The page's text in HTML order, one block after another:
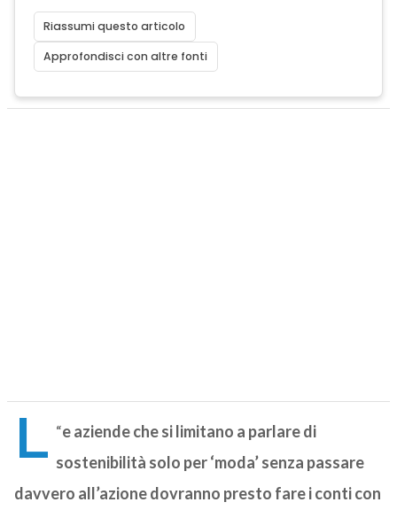
Riassumi questo articolo
Approfondisci con altre fonti
“
L
e aziende che si limitano a parlare di
sostenibilità solo per ‘moda’ senza passare
davvero all’azione dovranno presto fare i conti con